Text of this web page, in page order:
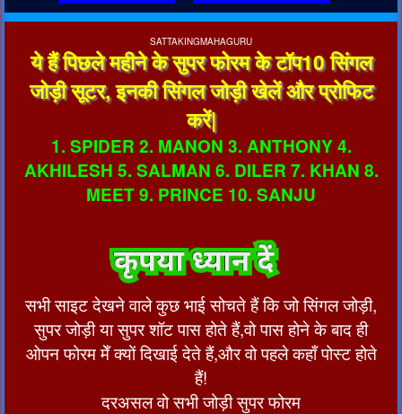
SATTAKINGMAHAGURU
ये हैं पिछले महीने के सुपर फोरम के टॉप10 सिंगल
जोड़ी सूटर, इनकी सिंगल जोड़ी खेलें और प्रोफिट
करें|
1. SPIDER 2. MANON 3. ANTHONY 4.
AKHILESH 5. SALMAN 6. DILER 7. KHAN 8.
MEET 9. PRINCE 10. SANJU
सभी साइट देखने वाले कुछ भाई सोचते हैं कि जो सिंगल जोड़ी,
सुपर जोड़ी या सुपर शॉट पास होते हैं,वो पास होने के बाद ही
ओपन फोरम मेँ क्यों दिखाई देते हैं,और वो पहले कहाँ पोस्ट होते
हैं!
दरअसल वो सभी जोड़ी सुपर फोरम